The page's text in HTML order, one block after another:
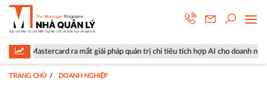
ra mắt giải pháp quản trị chi tiêu tích hợp AI cho doanh nghiệp
TRANG CHỦ DOANH NGHIỆP